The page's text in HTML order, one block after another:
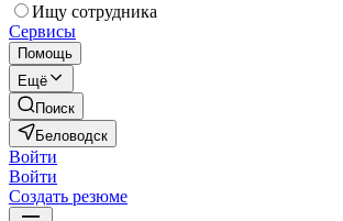
Ищу сотрудника
Сервисы
Помощь
Ещё
Поиск
Беловодск
Войти
Войти
Создать резюме